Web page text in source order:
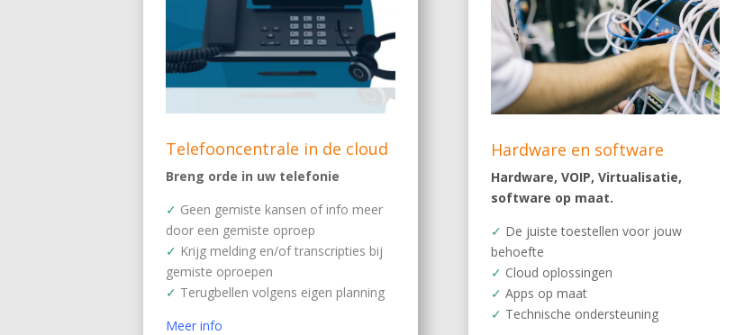
Telefooncentrale in de cloud
Breng orde in uw telefonie
✓ Geen gemiste kansen of info meer
door een gemiste oproep
✓ Krijg melding en/of transcripties bij
gemiste oproepen
✓ Terugbellen volgens eigen planning
Meer info
Hardware en software
Hardware, VOIP, Virtualisatie,
software op maat.
✓ De juiste toestellen voor jouw
behoefte
✓ Cloud oplossingen
✓ Apps op maat
✓ Technische ondersteuning